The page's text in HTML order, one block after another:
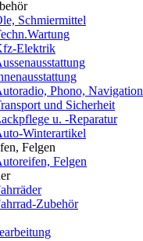
Schmiermittel
Elektrik
Phono, Navigation
und Sicherheit
u. -Reparatur
Winterartikel
Felgen
Felgen
Zubehör